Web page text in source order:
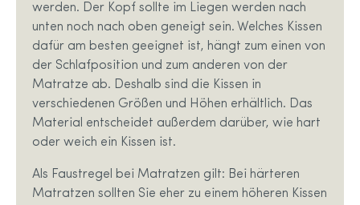
werden. Der Kopf sollte im Liegen werden nach
unten noch nach oben geneigt sein. Welches Kissen
dafür am besten geeignet ist, hängt zum einen von
der Schlafposition und zum anderen von der
Matratze ab. Deshalb sind die Kissen in
verschiedenen Größen und Höhen erhältlich. Das
Material entscheidet außerdem darüber, wie hart
oder weich ein Kissen ist.
Als Faustregel bei Matratzen gilt: Bei härteren
Matratzen sollten Sie eher zu einem höheren Kissen